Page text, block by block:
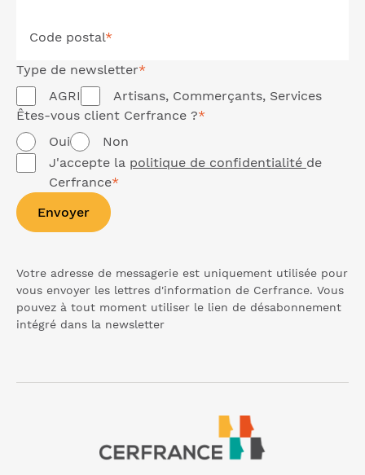
Code postal*
Type de newsletter*
AGRI
Artisans, Commerçants, Services
Êtes-vous client Cerfrance ?*
Oui
Non
J'accepte la politique de confidentialité de
Cerfrance*
Envoyer
Votre adresse de messagerie est uniquement utilisée pour
vous envoyer les lettres d'information de Cerfrance. Vous
pouvez à tout moment utiliser le lien de désabonnement
intégré dans la newsletter